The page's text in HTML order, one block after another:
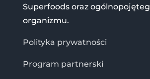
Superfoods oraz
organizmu.
Polityka prywatności
Program partnerski